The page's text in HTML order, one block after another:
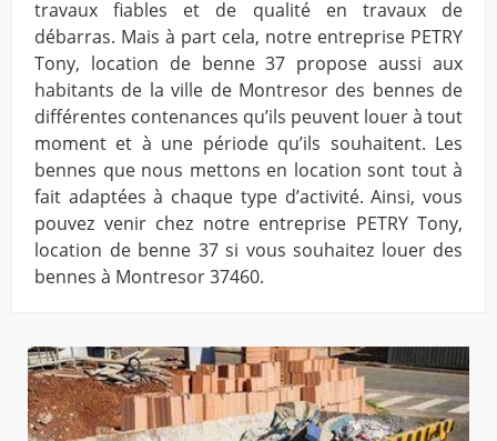
travaux fiables et de qualité en travaux de
débarras. Mais à part cela, notre entreprise PETRY
Tony, location de benne 37 propose aussi aux
habitants de la ville de Montresor des bennes de
différentes contenances qu’ils peuvent louer à tout
moment et à une période qu’ils souhaitent. Les
bennes que nous mettons en location sont tout à
fait adaptées à chaque type d’activité. Ainsi, vous
pouvez venir chez notre entreprise PETRY Tony,
location de benne 37 si vous souhaitez louer des
bennes à Montresor 37460.